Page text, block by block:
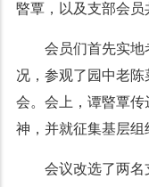
暋覃，以及支部会员
会员们首先实
况，参观了园中老
会。会上，谭暋覃
神，并就征集基层组
会议改选了两名